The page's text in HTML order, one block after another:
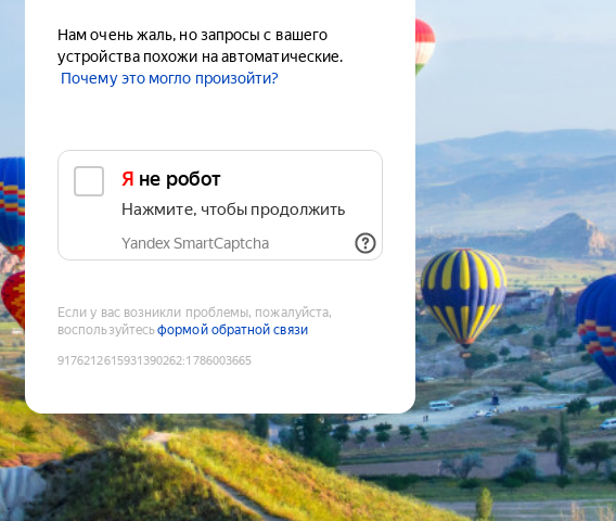
Нам очень жаль, но запросы с вашего
устройства похожи на автоматические.
Почему это могло произойти?
Я не робот
Нажмите, чтобы продолжить
Yandex SmartCaptcha
Если у вас возникли проблемы, пожалуйста,
воспользуйтесьформой обратной связи
9176212615931390262:1786003665